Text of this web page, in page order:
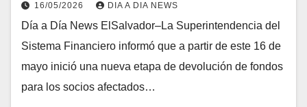
16/05/2026 DIA A DIA NEWS
Día a Día News ElSalvador–La Superintendencia del
Sistema Financiero informó que a partir de este 16 de
mayo inició una nueva etapa de devolución de fondos
para los socios afectados…